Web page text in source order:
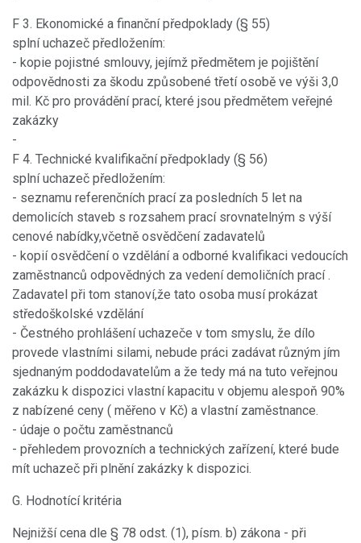
F 3. Ekonomické a finanční předpoklady (§ 55)
splní uchazeč předložením:
- kopie pojistné smlouvy, jejímž předmětem je pojištění
odpovědnosti za škodu způsobené třetí osobě ve výši 3,0
mil. Kč pro provádění prací, které jsou předmětem veřejné
zakázky
-
F 4. Technické kvalifikační předpoklady (§ 56)
splní uchazeč předložením:
- seznamu referenčních prací za posledních 5 let na
demolicích staveb s rozsahem prací srovnatelným s výší
cenové nabídky,včetně osvědčení zadavatelů
- kopií osvědčení o vzdělání a odborné kvalifikaci vedoucích
zaměstnanců odpovědných za vedení demoličních prací .
Zadavatel při tom stanoví,že tato osoba musí prokázat
středoškolské vzdělání
- Čestného prohlášení uchazeče v tom smyslu, že dílo
provede vlastními silami, nebude práci zadávat různým jím
sjednaným poddodavatelům a že tedy má na tuto veřejnou
zakázku k dispozici vlastní kapacitu v objemu alespoň 90%
z nabízené ceny ( měřeno v Kč) a vlastní zaměstnance.
- údaje o počtu zaměstnanců
- přehledem provozních a technických zařízení, které bude
mít uchazeč při plnění zakázky k dispozici.
G. Hodnotící kritéria
Nejnižší cena dle § 78 odst. (1), písm. b) zákona - při